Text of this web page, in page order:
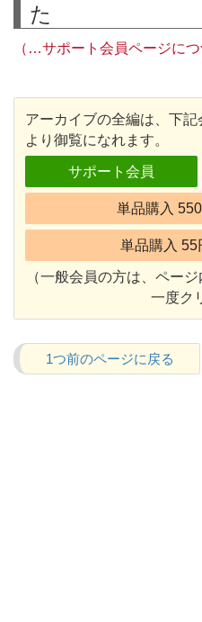
た
（…サポート会員ページにつ
アーカイブの全編は、下
より御覧になれます。
サポート会員
単品購入
単品購入 55
（一般会員の方は、ペー
一度ク
1つ前のページに戻る